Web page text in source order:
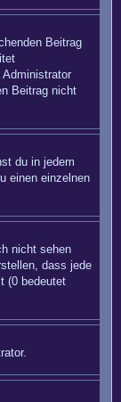
Beitrag
Beitrag nicht
du in jedem
einen einzelnen
nicht sehen
dass jede
(0 bedeutet